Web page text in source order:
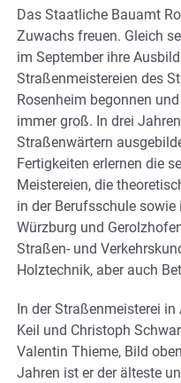
Das Staatliche Bauamt
Zuwachs freuen. Gleich
im September ihre
Straßenmeistereien des
Rosenheim begonnen
immer groß. In drei
Straßenwärtern
Fertigkeiten erlernen die
Meistereien, die
in der Berufsschule
Würzburg und
Straßen- und
Holztechnik, aber auch
In der Straßenmeisterei
Keil und Christoph
Valentin Thieme, Bild
Jahren ist er der älteste